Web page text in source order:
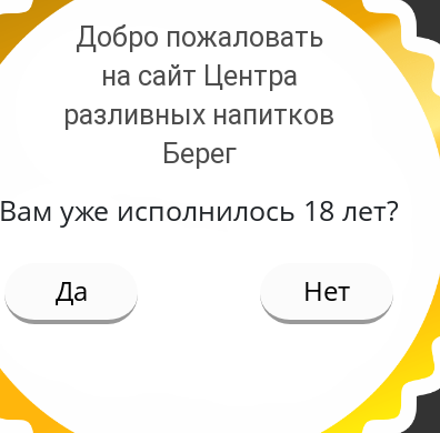
Добро пожаловать
на сайт Центра
разливных напитков
Берег
Вам уже исполнилось 18 лет?
Да Нет